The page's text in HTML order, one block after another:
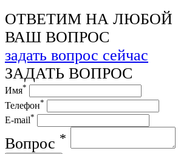
ОТВЕТИМ НА ЛЮБОЙ
ВАШ ВОПРОС
задать вопрос сейчас
ЗАДАТЬ ВОПРОС
Имя*
Телефон*
E-mail*
Вопрос *